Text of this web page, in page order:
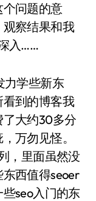
问题的意
察结果和我
入……
力学些新东
到的博客我
了大约30多分
万勿见怪。
，里面虽然没
西值得seoer
seo入门的东